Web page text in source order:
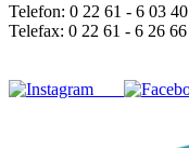
Telefon: 0 22 61 - 6 03 40
Telefax: 0 22 61 - 6 26 66